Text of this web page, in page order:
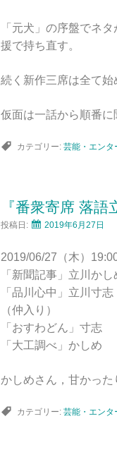
「元犬」の序盤でネ
援で持ち直す。
続く新作三席は全て始
仮面は一話から順番に
カテゴリー: 芸能・エンタ
『番衆寄席 落
投稿日: 2019年6月27日
2019/06/27（木）
「新聞記事」立川かし
「品川心中」立川寸志
（仲入り）
「おすわどん」寸志
「大工調べ」かしめ
かしめさん，甘かっ
カテゴリー: 芸能・エンタ